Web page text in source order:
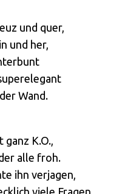
und quer,
und her,
Wand.
ganz K.O.,
alle froh.
ihn verjagen,